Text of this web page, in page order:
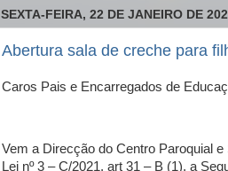
SEXTA-FEIRA, 22 DE JANEIRO DE
Abertura sala de creche para
Caros Pais e Encarregados de
Vem a Direcção do Centro Paroquial
Lei nº 3 – C/2021, art 31 – B (1), a